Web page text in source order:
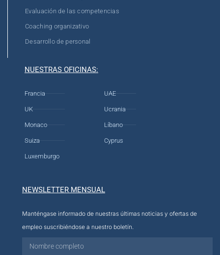
Evaluación de las competencias
Coaching organizativo
Desarrollo de personal
NUESTRAS OFICINAS:
Francia
UK
Monaco
Suiza
Luxemburgo
UAE
Ucrania
Líbano
Cyprus
NEWSLETTER MENSUAL
Manténgase informado de nuestras últimas noticias y ofertas de
empleo suscribiéndose a nuestro boletín.